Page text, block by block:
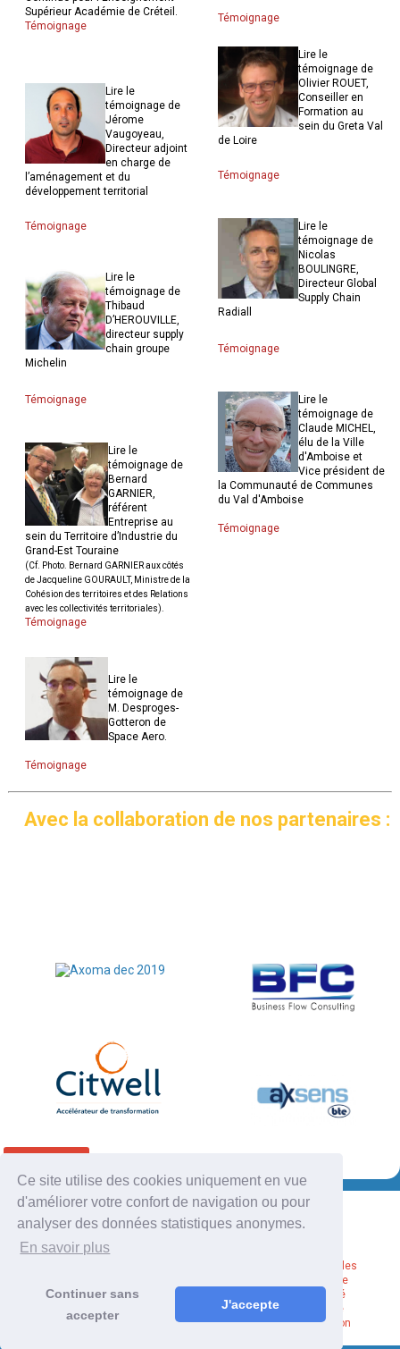
Ce site utilise des cookies uniquement en vue
d'améliorer votre confort de navigation ou pour
analyser des données statistiques anonymes.
En savoir plus
Continuer sans
accepter
J'accepte
Supérieur Académie de Créteil.
Témoignage
Lire le
témoignage de
Jérome
Vaugoyeau,
Directeur adjoint
en charge de
l’aménagement et du
développement territorial
Témoignage
Lire le
témoignage de
Thibaud
D’HEROUVILLE,
directeur supply
chain groupe
Michelin
Témoignage
Lire le
témoignage de
Bernard
GARNIER,
référent
Entreprise au
sein du Territoire d’Industrie du
Grand-Est Touraine
(Cf. Photo. Bernard GARNIER aux côtés
de Jacqueline GOURAULT, Ministre de la
Cohésion des territoires et des Relations
avec les collectivités territoriales).
Témoignage
Lire le
témoignage de
M. Desproges-
Gotteron de
Space Aero.
Témoignage
Témoignage
Lire le
témoignage de
Olivier ROUET,
Conseiller en
Formation au
sein du Greta Val
de Loire
Témoignage
Lire le
témoignage de
Nicolas
BOULINGRE,
Directeur Global
Supply Chain
Radiall
Témoignage
Lire le
témoignage de
Claude MICHEL,
élu de la Ville
d'Amboise et
Vice président de
la Communauté de Communes
du Val d'Amboise
Témoignage
Avec la collaboration de nos partenaires :
Mentions légales
Politique de
confidentialité
Plan du site
Administration